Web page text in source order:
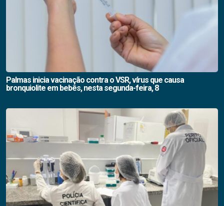
Palmas inicia vacinação contra o VSR, vírus que causa
bronquiolite em bebês, nesta segunda-feira, 8